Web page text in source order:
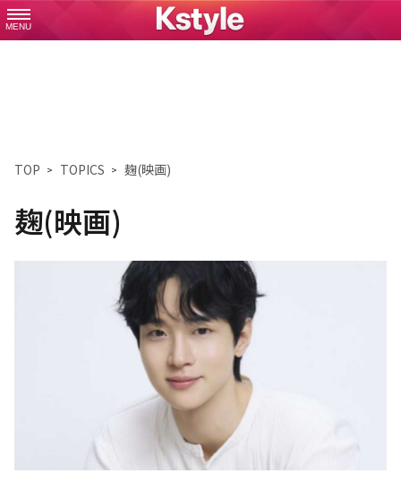
MENU
TOP TOPICS 麹(映画)
麹(映画)